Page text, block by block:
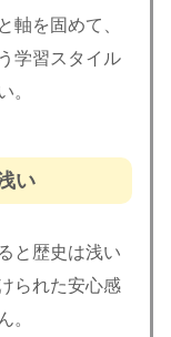
軸を固めて、
学習スタイル
。
い
と歴史は浅い
られた安心感
。